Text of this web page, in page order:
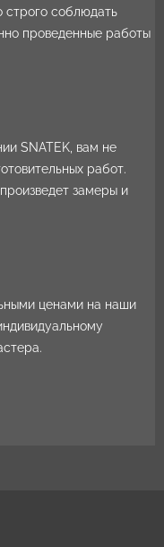
соблюдать
проведенные работы
SNATEK, вам не
работ.
замеры и
ценами на наши